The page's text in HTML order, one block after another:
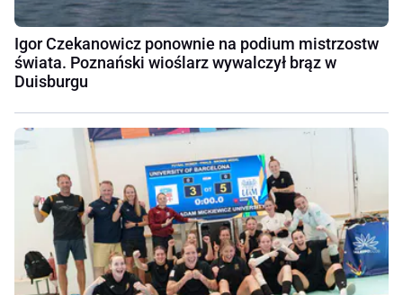
Igor Czekanowicz ponownie na podium mistrzostw
świata. Poznański wioślarz wywalczył brąz w
Duisburgu